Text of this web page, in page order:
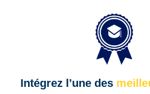
Intégrez l’une des